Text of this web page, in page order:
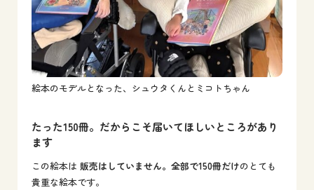
絵本のモデルとなった、シュウタくんとミコトちゃん
たった150冊。だからこそ届いてほしいところがあり
ます
この絵本は 販売はしていません。全部で150冊だけのとても
貴重な絵本です。